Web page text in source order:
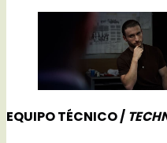
EQUIPO TÉCNICO /